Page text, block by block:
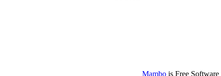
Mambois Free Software